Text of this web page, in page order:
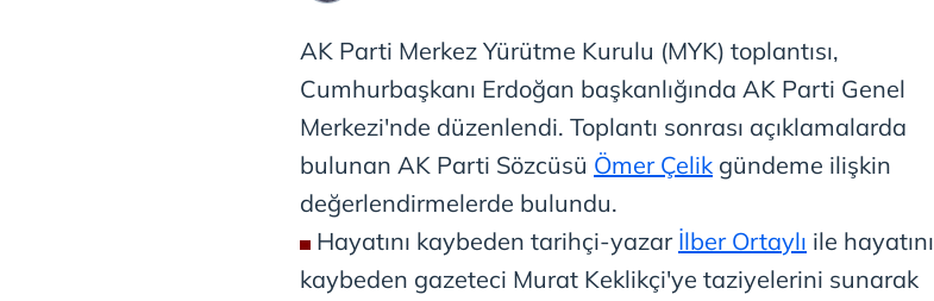
AK Parti Merkez Yürütme Kurulu (MYK) toplantısı,
Cumhurbaşkanı Erdoğan başkanlığında AK Parti Genel
Merkezi'nde düzenlendi. Toplantı sonrası açıklamalarda
bulunan AK Parti Sözcüsü Ömer Çelikgündeme ilişkin
değerlendirmelerde bulundu.
Hayatını kaybeden tarihçi-yazar İlber Ortaylı ile hayatını
kaybeden gazeteci Murat Keklikçi'ye taziyelerini sunarak